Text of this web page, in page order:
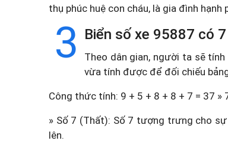
thụ phúc huệ con cháu, là gia đình hạnh
3 Biển số xe 95887 có
Theo dân gian, người ta sẽ
vừa tính được để đối chiếu
Công thức tính: 9 + 5 + 8 + 8 + 7 = 37 »
» Số 7 (Thất): Số 7 tượng trưng cho
lên.